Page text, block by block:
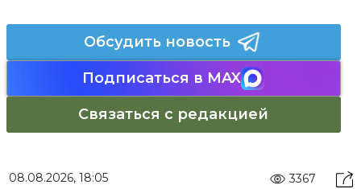
Обсудить новость
Подписаться в MAX
Связаться с редакцией
08.08.2026, 18:05 3367